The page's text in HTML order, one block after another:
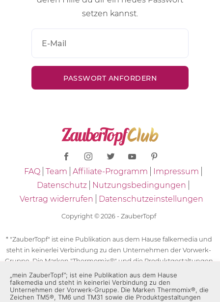
setzen kannst.
FAQ Team Affiliate-Programm
Impressum
Datenschutz
Nutzungsbedingungen
Vertrag widerrufen
Datenschutzeinstellungen
Copyright © 2026 - ZauberTopf
* "ZauberTopf" ist eine Publikation aus dem Hause falkemedia und
steht in keinerlei Verbindung zu den Unternehmen der Vorwerk-
Gruppe. Die Marken "Thermomix®" und die Produktgestaltungen
des "Thermomix®" sind eingetragene Marken der Unternehmen
der Vorwerk-Gruppe. Die Marken Thermomix®, die Zeichen TM5®,
TM6 und TM31 sowie die Produktgestaltungen des Thermomix®
„mein ZauberTopf”; ist eine Publikation aus dem Hause
falkemedia und steht in keinerlei Verbindung zu den
Unternehmen der Vorwerk-Gruppe. Die Marken Thermomix®, die
Zeichen TM5®, TM6 und TM31 sowie die Produktgestaltungen